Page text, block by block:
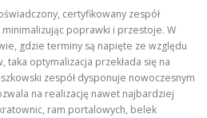
certyfikowany zespół
poprawki i przestoje. W
gdzie terminy są napięte ze względu
optymalizacja przekłada się na
zespół dysponuje nowoczesnym
na realizację nawet najbardziej
ram portalowych, belek